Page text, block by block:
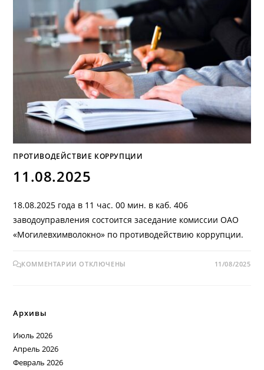
ПРОТИВОДЕЙСТВИЕ КОРРУПЦИИ
11.08.2025
18.08.2025 года в 11 час. 00 мин. в каб. 406
заводоуправления состоится заседание комиссии ОАО
«Могилевхимволокно» по противодействию коррупции.
КОММЕНТАРИИ ОТКЛЮЧЕНЫ 11/08/2025
Архивы
Июль 2026
Апрель 2026
Февраль 2026